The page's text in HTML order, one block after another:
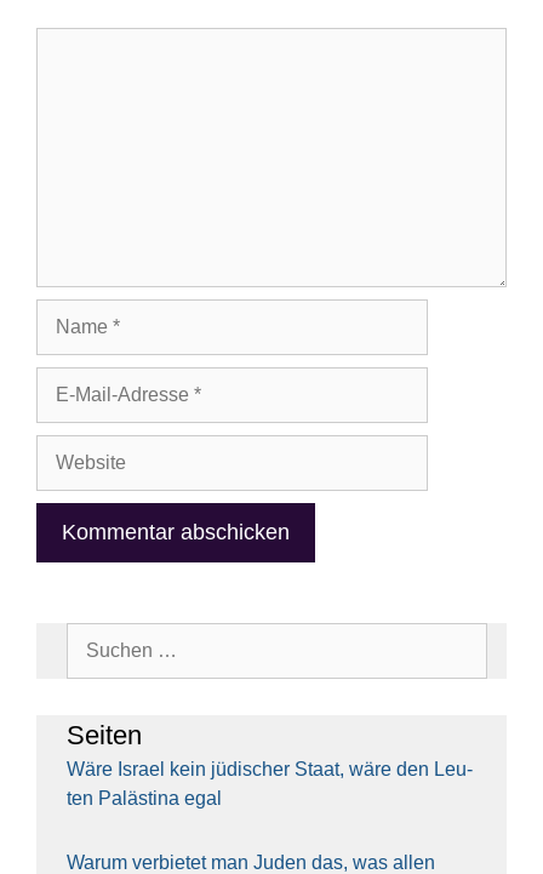
Adresse
Sei­ten
Wäre Isra­el kein jüdi­scher Staat, wäre den Leu­
ten Paläs­ti­na egal
War­um ver­bie­tet man Juden das, was allen